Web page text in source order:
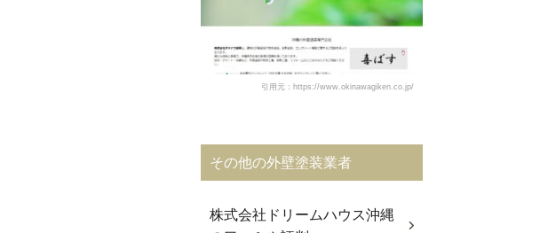
引用元：https://www.okinawagiken.co.jp/
その他の外壁塗装業者
株式会社ドリームハウス沖縄